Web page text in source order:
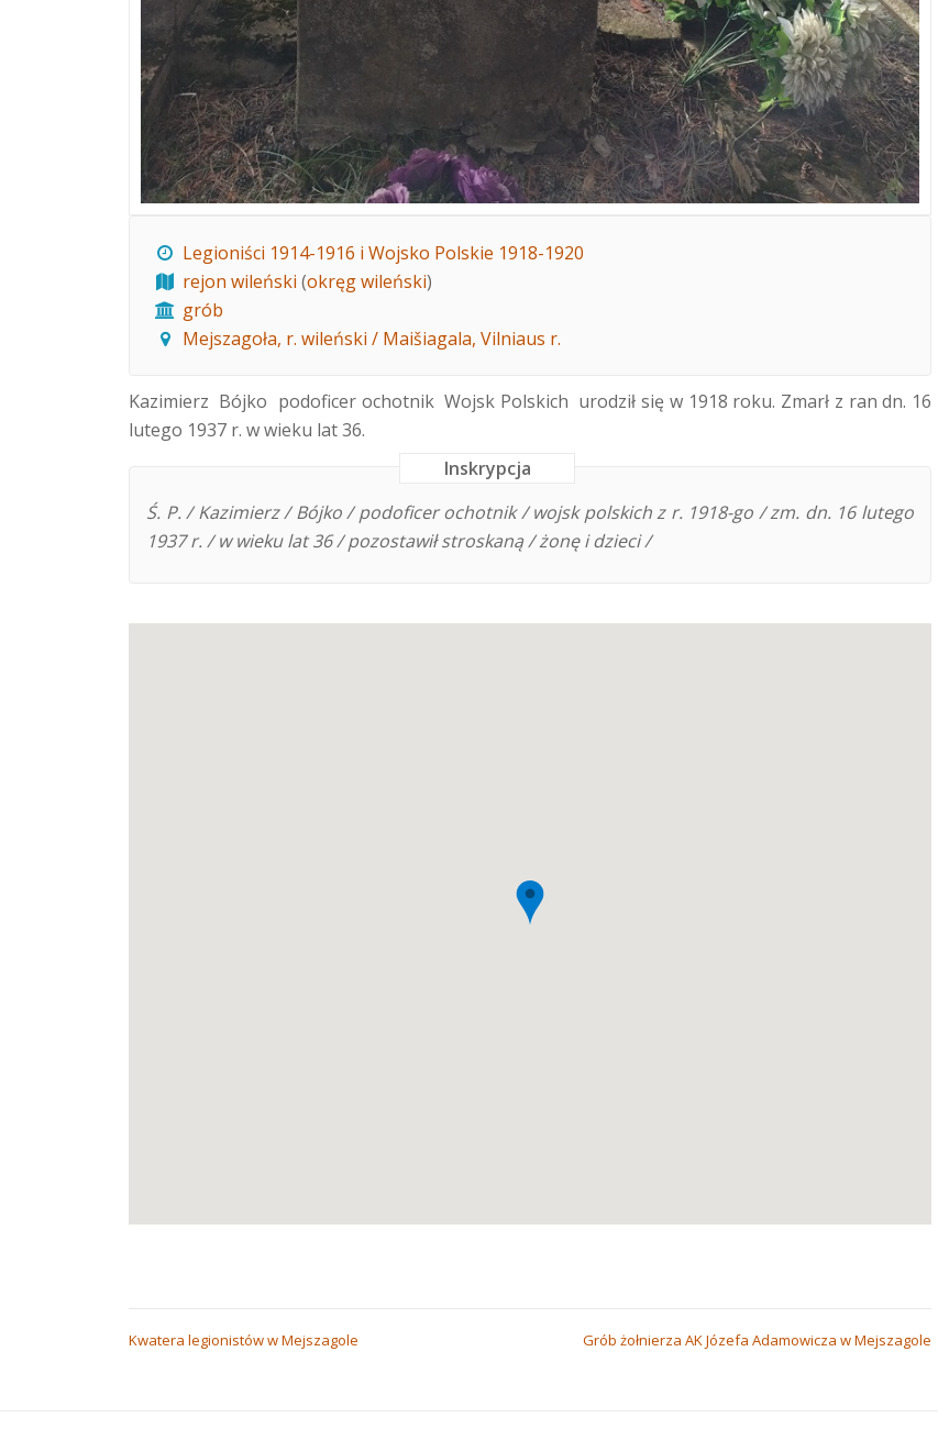
Legioniści 1914-1916 i Wojsko Polskie 1918-1920
rejon wileński (okręg wileński)
grób
Mejszagoła, r. wileński / Maišiagala, Vilniaus r.
Kazimierz Bójko podoficer ochotnik Wojsk Polskich urodził się w 1918 roku. Zmarł z ran dn. 16
lutego 1937 r. w wieku lat 36.
Inskrypcja
Ś. P. / Kazimierz / Bójko / podoficer ochotnik / wojsk polskich z r. 1918-go / zm. dn. 16 lutego
1937 r. / w wieku lat 36 / pozostawił stroskaną / żonę i dzieci /
NAWIGACJA
Kwatera legionistów w Mejszagole Grób żołnierza AK Józefa Adamowicza w Mejszagole